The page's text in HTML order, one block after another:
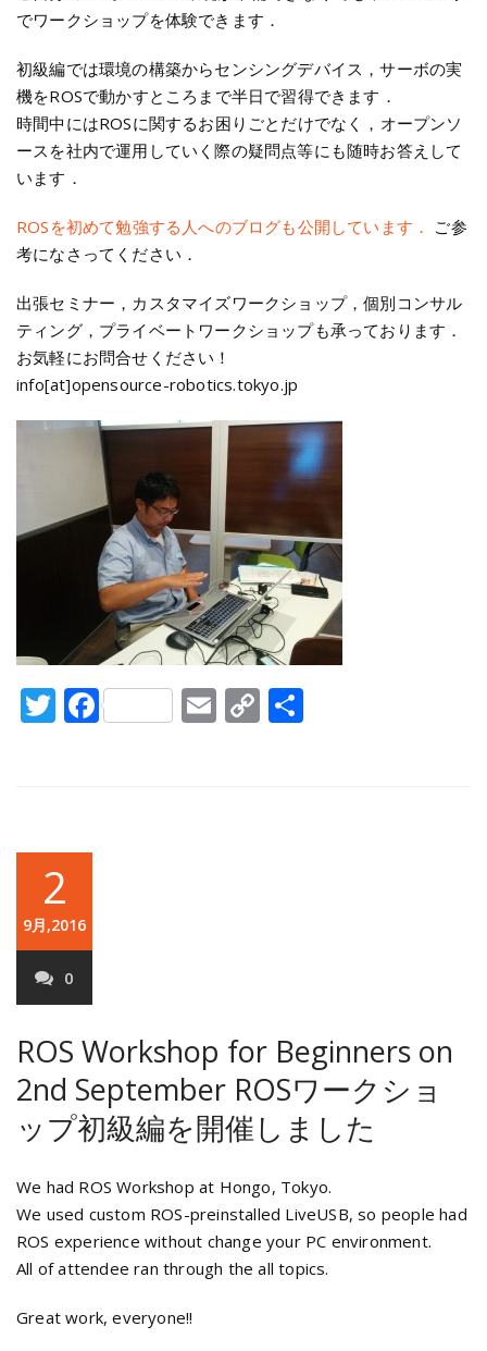
でワークショップを体験できます．
初級編では環境の構築からセンシングデバイス，サーボの実
機をROSで動かすところまで半日で習得できます．
時間中にはROSに関するお困りごとだけでなく，オープンソ
ースを社内で運用していく際の疑問点等にも随時お答えして
います．
ROSを初めて勉強する人へのブログも公開しています． ご参
考になさってください．
出張セミナー，カスタマイズワークショップ，個別コンサル
ティング，プライベートワークショップも承っております．
お気軽にお問合せください！
info[at]opensource-robotics.tokyo.jp
Twitter
FacebookEmail
Copy
2
9月,2016
0
ROS Workshop for Beginners on
2nd September ROSワークショ
ップ初級編を開催しました
We had ROS Workshop at Hongo, Tokyo.
We used custom ROS-preinstalled LiveUSB, so people had
ROS experience without change your PC environment.
All of attendee ran through the all topics.
Great work, everyone!!